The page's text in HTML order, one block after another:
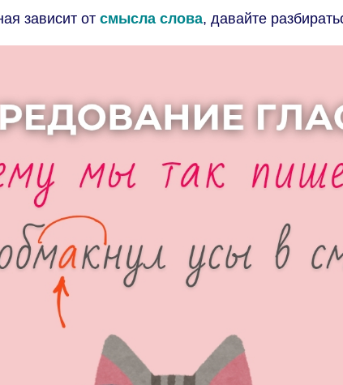
зависит от смысла слова, давайте